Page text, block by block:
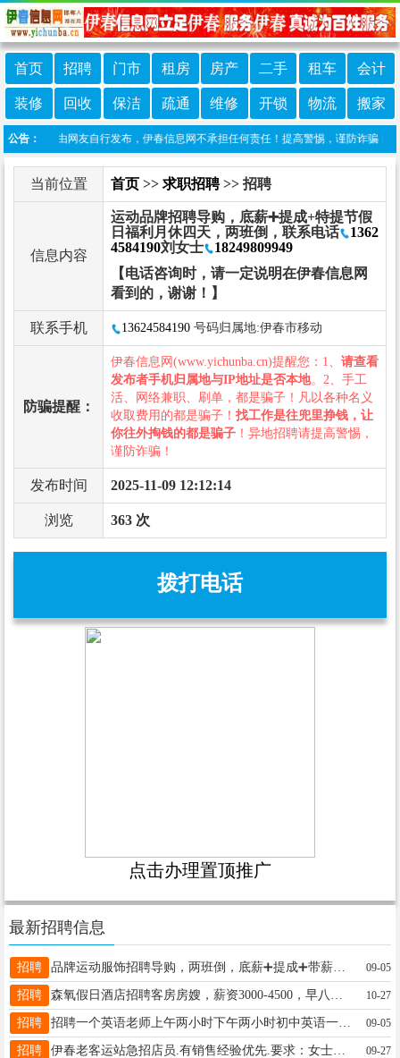
首页 招聘 门市 租房 房产 二手 租车 会计
装修 回收 保洁 疏通 维修 开锁 物流 搬家
公告：
栏目信息由网友自行发布，伊春信息网不承担任何责任！提高警惕，谨防诈骗！做
当前位置 首页 >> 求职招聘>> 招聘
信息内容
运动品牌招聘导购，底薪➕提成+特提节假
日福利月休四天，两班倒，联系电话
1362
4584190刘女士
18249809949
【电话咨询时，请一定说明在伊春信息网
看到的，谢谢！】
联系手机 13624584190 号码归属地:伊春市移动
防骗提醒：
伊春信息网(www.yichunba.cn)提醒您：1、 请查看
发布者手机归属地与IP地址是否本地。2、手工
活、网络兼职、刷单，都是骗子！凡以各种名义
收取费用的都是骗子！ 找工作是往兜里挣钱，让
你往外掏钱的都是骗子 ！异地招聘请提高警惕，
谨防诈骗！
发布时间 2025-11-09 12:12:14
浏览 363 次
拨打电话
点击办理置顶推广
最新招聘信息
招聘 品牌运动服饰招聘导购，两班倒，底薪➕提成➕带薪休息➕节假日福利……期待你的加入李17504586771 09-05
招聘 10-27
招聘 招聘一个英语老师上午两小时下午两小时初中英语一天100元董16645835628 09-05
招聘 伊春老客运站急招店员.有销售经验优先.要求：女士年纪30-45岁.王女士13039661000 09-27